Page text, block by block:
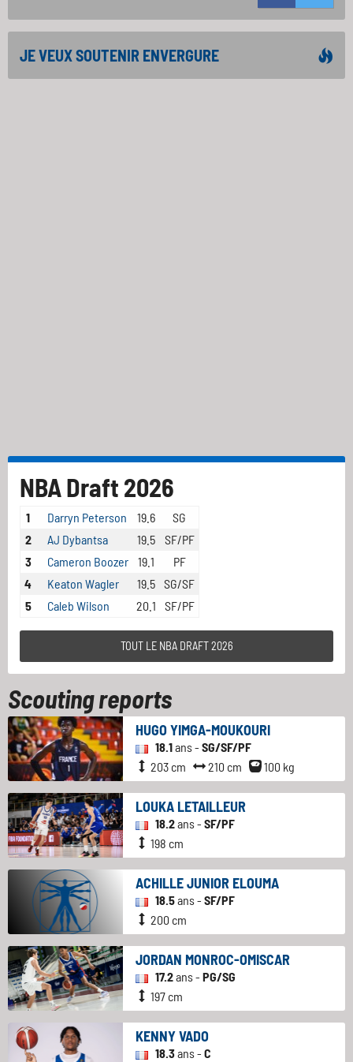
JE VEUX SOUTENIR ENVERGURE
NBA Draft 2026
1 Darryn Peterson 19.6
SG
2
AJ Dybantsa 19.5
SF/PF
3
Cameron Boozer 19.1
PF
4
Keaton Wagler 19.5 SG/SF
5
Caleb Wilson 20.1 SF/PF
TOUT LE NBA DRAFT 2026
Scouting reports
HUGO YIMGA-MOUKOURI
18.1ans - SG/SF/PF
203 cm
210 cm 100 kg
LOUKA LETAILLEUR
18.2ans - SF/PF
198 cm
ACHILLE JUNIOR ELOUMA
18.5ans - SF/PF
200 cm
JORDAN MONROC-OMISCAR
17.2ans - PG/SG
197 cm
KENNY VADO
18.3ans - C